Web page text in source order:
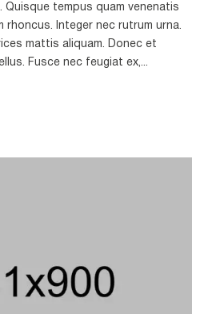
Quisque tempus quam venenatis
rhoncus. Integer nec rutrum urna.
mattis aliquam. Donec et
Fusce nec feugiat ex,...